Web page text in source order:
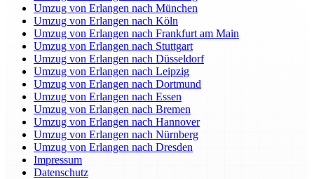
Umzug von Erlangen nach München
Umzug von Erlangen nach Köln
Umzug von Erlangen nach Frankfurt am Main
Umzug von Erlangen nach Stuttgart
Umzug von Erlangen nach Düsseldorf
Umzug von Erlangen nach Leipzig
Umzug von Erlangen nach Dortmund
Umzug von Erlangen nach Essen
Umzug von Erlangen nach Bremen
Umzug von Erlangen nach Hannover
Umzug von Erlangen nach Nürnberg
Umzug von Erlangen nach Dresden
Impressum
Datenschutz